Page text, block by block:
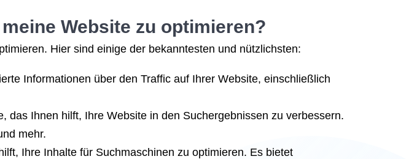
Website zu optimieren?
Hier sind einige der bekanntesten und nützlichsten:
Informationen über den Traffic auf Ihrer Website, einschließlich
das Ihnen hilft, Ihre Website in den Suchergebnissen zu verbessern.
mehr.
Ihre Inhalte für Suchmaschinen zu optimieren. Es bietet